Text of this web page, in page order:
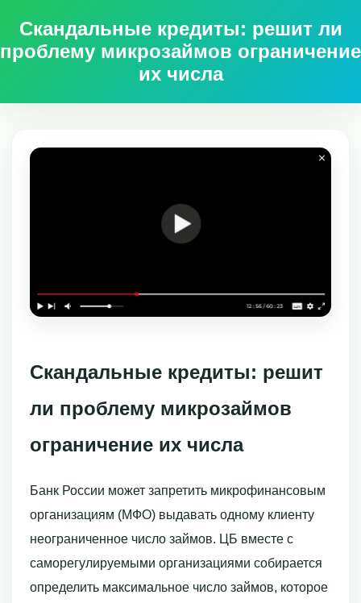
Скандальные кредиты: решит ли
проблему микрозаймов ограничение
их числа
Скандальные кредиты: решит
ли проблему микрозаймов
ограничение их числа
Банк России может запретить микрофинансовым
организациям (МФО) выдавать одному клиенту
неограниченное число займов. ЦБ вместе с
саморегулируемыми организациями собирается
определить максимальное число займов, которое